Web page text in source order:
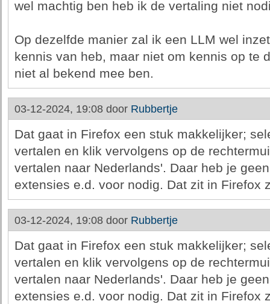
wel machtig ben heb ik de vertaling niet
Op dezelfde manier zal ik een LLM wel
kennis van heb, maar niet om kennis op te
niet al bekend mee ben.
03-12-2024, 19:08 door Rubbertje
Dat gaat in Firefox een stuk makkelijker;
vertalen en klik vervolgens op de
vertalen naar Nederlands'. Daar heb je
extensies e.d. voor nodig. Dat zit in Firefox
03-12-2024, 19:08 door Rubbertje
Dat gaat in Firefox een stuk makkelijker;
vertalen en klik vervolgens op de
vertalen naar Nederlands'. Daar heb je
extensies e.d. voor nodig. Dat zit in Firefox